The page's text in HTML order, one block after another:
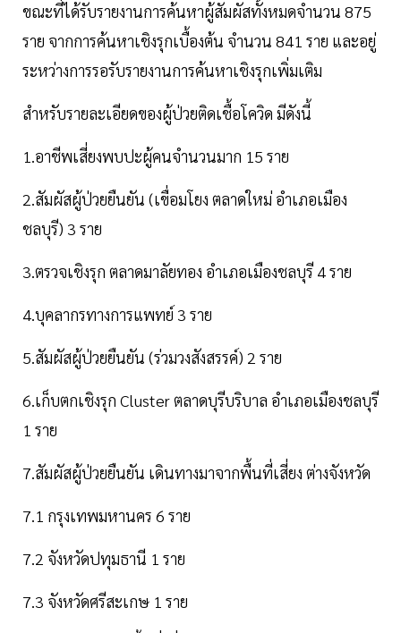
ขณะที่ได้รับรายงานการค้นหาผู้สัมผัสทั้งหมดจำนวน 875
ราย จากการค้นหาเชิงรุกเบื้องต้น จำนวน 841 ราย และอยู่
ระหว่างการรอรับรายงานการค้นหาเชิงรุกเพิ่มเติม
สำหรับรายละเอียดของผู้ป่วยติดเชื้อโควิด มีดังนี้
1.อาชีพเสี่ยงพบปะผู้คนจำนวนมาก 15 ราย
2.สัมผัสผู้ป่วยยืนยัน (เขื่อมโยง ตลาดใหม่ อำเภอเมือง
ชลบุรี) 3 ราย
3.ตรวจเชิงรุก ตลาดมาลัยทอง อำเภอเมืองชลบุรี 4 ราย
4.บุคลากรทางการแพทย์ 3 ราย
5.สัมผัสผู้ป่วยยืนยัน (ร่วมวงสังสรรค์) 2 ราย
6.เก็บตกเชิงรุก Cluster ตลาดบุรีบริบาล อำเภอเมืองชลบุรี
1 ราย
7.สัมผัสผู้ป่วยยืนยัน เดินทางมาจากพื้นที่เสี่ยง ต่างจังหวัด
7.1 กรุงเทพมหานคร 6 ราย
7.2 จังหวัดปทุมธานี 1 ราย
7.3 จังหวัดศรีสะเกษ 1 ราย